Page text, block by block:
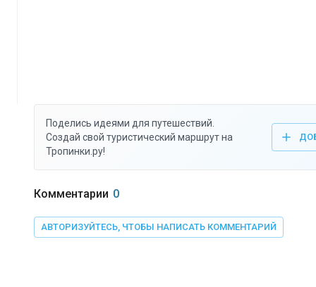
Поделись идеями для путешествий.
Создай свой туристический маршрут на
Тропинки.ру!
Комментарии 0
АВТОРИЗУЙТЕСЬ, ЧТОБЫ НАПИСАТЬ КОММЕНТАРИЙ